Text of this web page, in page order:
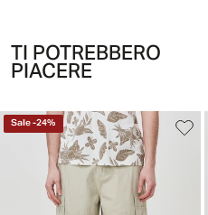
TI POTREBBERO
PIACERE
Sale-24%